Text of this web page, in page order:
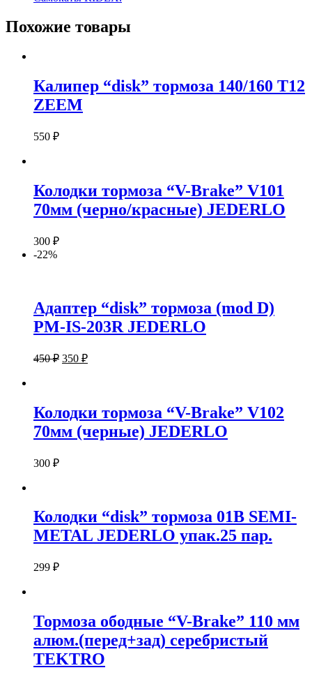
Похожие товары
Калипер “disk” тормоза 140/160 T12
ZEEM
550 ₽
Колодки тормоза “V-Brake” V101
70мм (черно/красные) JEDERLO
300 ₽
-22%
Адаптер “disk” тормоза (mod D)
PM-IS-203R JEDERLO
450₽ 350 ₽
Колодки тормоза “V-Brake” V102
70мм (черные) JEDERLO
300 ₽
Колодки “disk” тормоза 01B SEMI-
METAL JEDERLO упак.25 пар.
299 ₽
Тормоза ободные “V-Brake” 110 мм
алюм.(перед+зад) серебристый
TEKTRO